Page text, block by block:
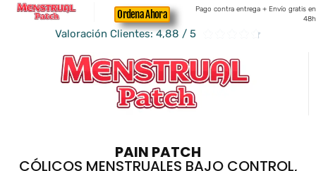
Ordena Ahora
Pago contra entrega + Envío gratis en
48h
Valoración Clientes: 4,88 / 5 
PAIN PATCH
CÓLICOS MENSTRUALES BAJO CONTROL,